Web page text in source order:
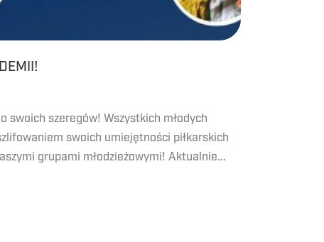
swoich szeregów! Wszystkich młodych
swoich umiejętności piłkarskich
grupami młodzieżowymi! Aktualnie...